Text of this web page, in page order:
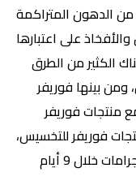
الدهون المتراكمة
على اعتبارها
الكثير من الطرق
بينها فوريفر
منتجات فوريفر
فوريفر للتخسيس،
التي تساعد على خسارة ما بين 5-10 كيلوجرامات خلال 9 أيام